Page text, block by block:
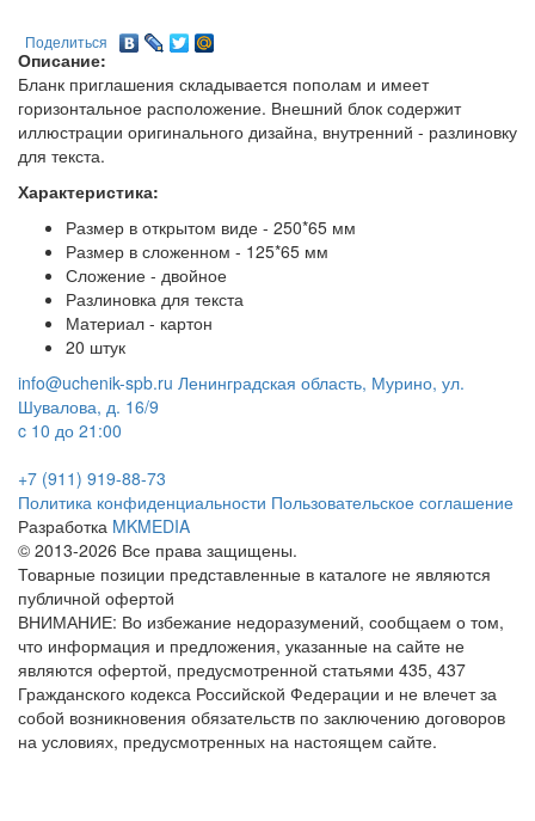
Поделиться
Описание:
Бланк приглашения складывается пополам и имеет
горизонтальное расположение. Внешний блок содержит
иллюстрации оригинального дизайна, внутренний - разлиновку
для текста.
Характеристика:
Размер в открытом виде - 250*65 мм
Размер в сложенном - 125*65 мм
Сложение - двойное
Разлиновка для текста
Материал - картон
20 штук
info@uchenik-spb.ru Ленинградская область, Мурино, ул.
Шувалова, д. 16/9
c 10 до 21:00
+7 (911) 919-88-73
Политика конфиденциальности Пользовательское соглашение
Разработка MKMEDIA
© 2013-2026 Все права защищены.
Товарные позиции представленные в каталоге не являются
публичной офертой
ВНИМАНИЕ: Во избежание недоразумений, сообщаем о том,
что информация и предложения, указанные на сайте не
являются офертой, предусмотренной статьями 435, 437
Гражданского кодекса Российской Федерации и не влечет за
собой возникновения обязательств по заключению договоров
на условиях, предусмотренных на настоящем сайте.